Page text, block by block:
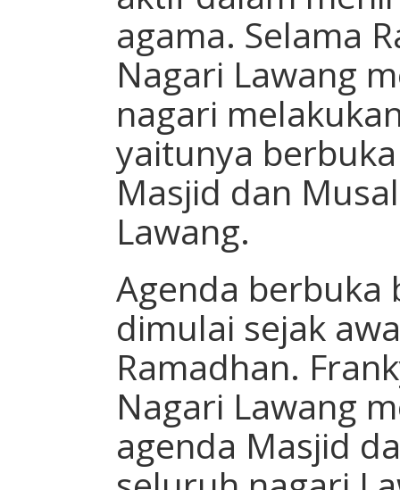
agama. Selama
Nagari Lawang
nagari
yaitunya
Masjid dan
Lawang.
Agenda berbuka
dimulai sejak
Ramadhan.
Nagari Lawang
agenda Masjid